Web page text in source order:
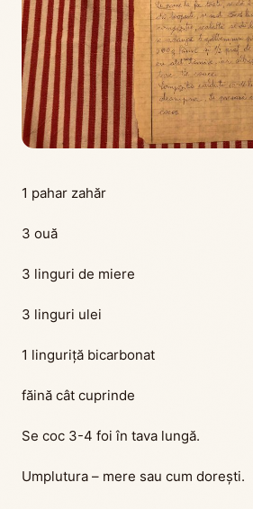
1 pahar zahăr
3 ouă
3 linguri de miere
3 linguri ulei
1 linguriță bicarbonat
făină cât cuprinde
Se coc 3-4 foi în tava lungă.
Umplutura – mere sau cum dorești.